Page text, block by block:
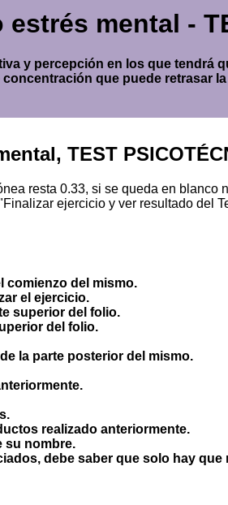
mental -
y percepción en los que tendrá
que puede retrasar
TEST
resta 0.33, si se queda en blanco
ejercicio y ver resultado del
comienzo del mismo.
el ejercicio.
superior del folio.
del folio.
la parte posterior del mismo.
realizado anteriormente.
su nombre.
debe saber que solo hay que